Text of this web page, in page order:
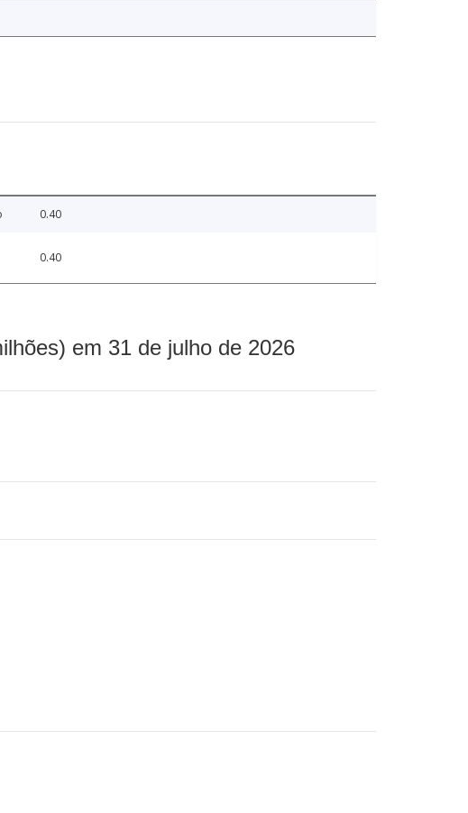
0.40
0.40
em 31 de julho de 2026